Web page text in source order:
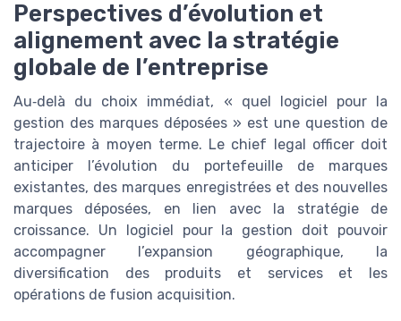
Perspectives d’évolution et
alignement avec la stratégie
globale de l’entreprise
Au‑delà du choix immédiat, « quel logiciel pour la
gestion des marques déposées » est une question de
trajectoire à moyen terme. Le chief legal officer doit
anticiper l’évolution du portefeuille de marques
existantes, des marques enregistrées et des nouvelles
marques déposées, en lien avec la stratégie de
croissance. Un logiciel pour la gestion doit pouvoir
accompagner l’expansion géographique, la
diversification des produits et services et les
opérations de fusion acquisition.